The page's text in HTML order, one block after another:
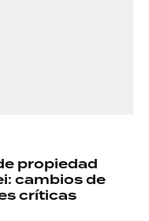
propiedad
cambios de
críticas